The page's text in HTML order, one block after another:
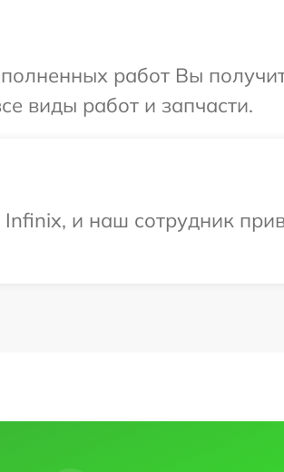
работ Вы
виды работ и запчасти.
и наш сотрудник